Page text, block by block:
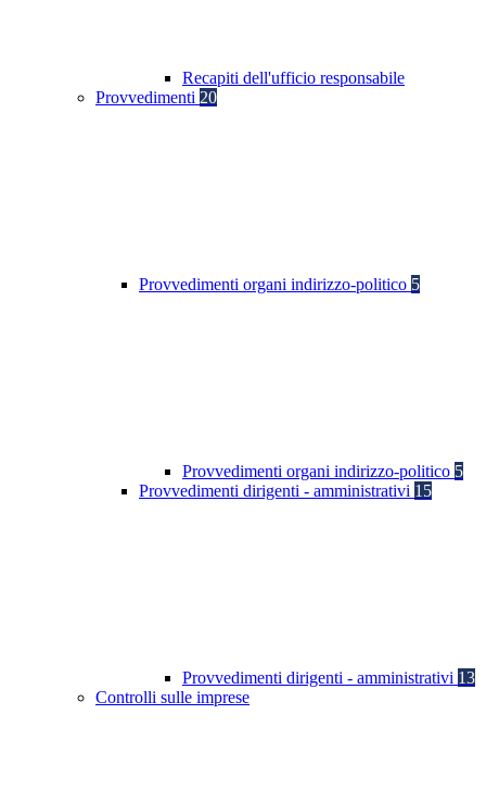
Recapiti dell'ufficio responsabile
Provvedimenti 20
Provvedimenti organi indirizzo-politico 5
Provvedimenti organi indirizzo-politico 5
Provvedimenti dirigenti - amministrativi 15
Provvedimenti dirigenti - amministrativi 13
Controlli sulle imprese